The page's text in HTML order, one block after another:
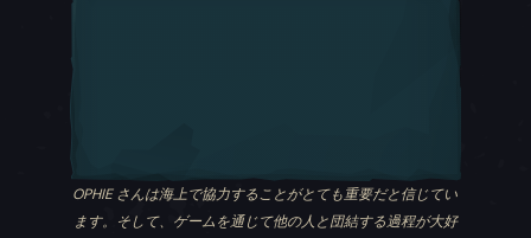
OPHIE さんは海上で協力することがとても重要だと信じてい
ます。そして、ゲームを通じて他の人と団結する過程が大好